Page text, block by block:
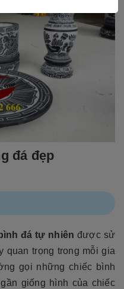
đá đẹp
đá tự nhiên được sử
quan trọng trong mỗi gia
gọi những chiếc bình
giống hình của chiếc